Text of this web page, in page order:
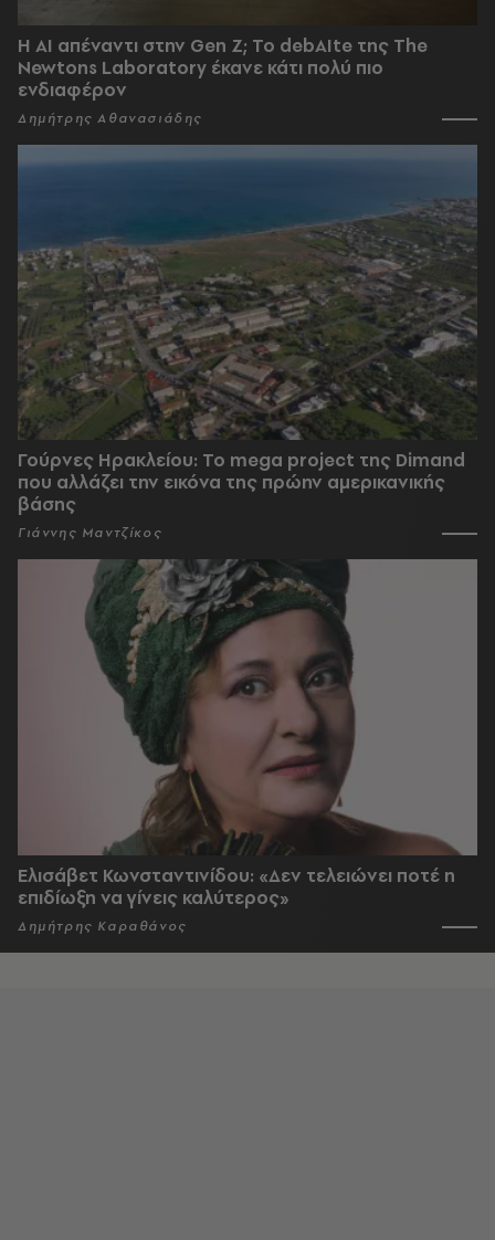
Η AI απέναντι στην Gen Z; Το debAIte της The
Newtons Laboratory έκανε κάτι πολύ πιο
ενδιαφέρον
Δημήτρης Αθανασιάδης
Γούρνες Ηρακλείου: To mega project της Dimand
που αλλάζει την εικόνα της πρώην αμερικανικής
βάσης
Γιάννης Μαντζίκος
Ελισάβετ Κωνσταντινίδου: «Δεν τελειώνει ποτέ η
επιδίωξη να γίνεις καλύτερος»
Δημήτρης Καραθάνος